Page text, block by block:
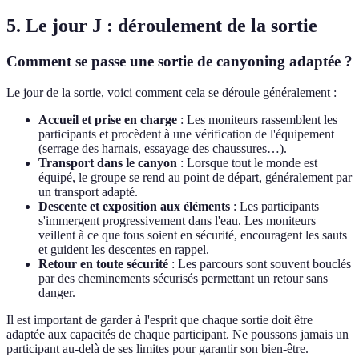
5. Le jour J : déroulement de la sortie
Comment se passe une sortie de canyoning adaptée ?
Le jour de la sortie, voici comment cela se déroule généralement :
Accueil et prise en charge : Les moniteurs rassemblent les
participants et procèdent à une vérification de l'équipement
(serrage des harnais, essayage des chaussures…).
Transport dans le canyon : Lorsque tout le monde est
équipé, le groupe se rend au point de départ, généralement par
un transport adapté.
Descente et exposition aux éléments : Les participants
s'immergent progressivement dans l'eau. Les moniteurs
veillent à ce que tous soient en sécurité, encouragent les sauts
et guident les descentes en rappel.
Retour en toute sécurité : Les parcours sont souvent bouclés
par des cheminements sécurisés permettant un retour sans
danger.
Il est important de garder à l'esprit que chaque sortie doit être
adaptée aux capacités de chaque participant. Ne poussons jamais un
participant au-delà de ses limites pour garantir son bien-être.